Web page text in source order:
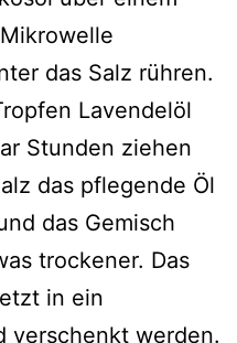
das Salz rühren.
Lavendelöl
Stunden ziehen
das pflegende Öl
das Gemisch
trockener. Das
in ein
verschenkt werden.